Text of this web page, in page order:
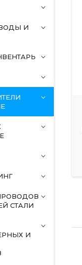
И
СТАЛИ
И